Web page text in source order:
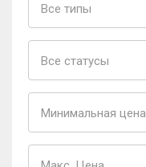
Все типы
Все статусы
Минимальная цена